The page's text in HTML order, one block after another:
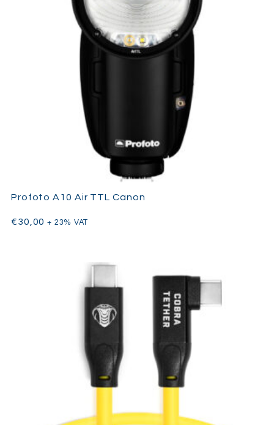
Profoto A10 Air TTL Canon
€30,00 + 23% VAT